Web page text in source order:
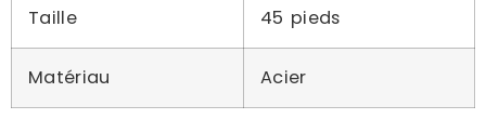
Taille 45 pieds
Matériau Acier